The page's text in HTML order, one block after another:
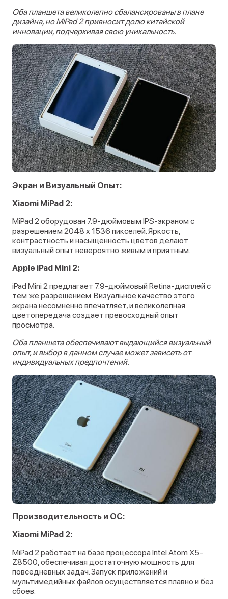
Оба планшета великолепно сбалансированы в плане
дизайна, но MiPad 2 привносит долю китайской
инновации, подчеркивая свою уникальность.
Экран и Визуальный Опыт:
Xiaomi MiPad 2:
MiPad 2 оборудован 7.9-дюймовым IPS-экраном с
разрешением 2048 x 1536 пикселей. Яркость,
контрастность и насыщенность цветов делают
визуальный опыт невероятно живым и приятным.
Apple iPad Mini 2:
iPad Mini 2 предлагает 7.9-дюймовый Retina-дисплей с
тем же разрешением. Визуальное качество этого
экрана несомненно впечатляет, и великолепная
цветопередача создает превосходный опыт
просмотра.
Оба планшета обеспечивают выдающийся визуальный
опыт, и выбор в данном случае может зависеть от
индивидуальных предпочтений.
Производительность и ОС:
Xiaomi MiPad 2:
MiPad 2 работает на базе процессора Intel Atom X5-
Z8500, обеспечивая достаточную мощность для
повседневных задач. Запуск приложений и
мультимедийных файлов осуществляется плавно и без
сбоев.